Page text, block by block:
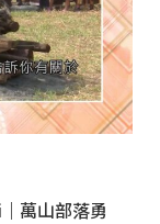
萬山部落勇